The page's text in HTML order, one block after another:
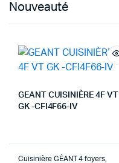
Nouveauté
GEANT CUISINIÈRE 4F VT
GK -CFI4F66-IV
Cuisinière GÉANT 4 foyers,